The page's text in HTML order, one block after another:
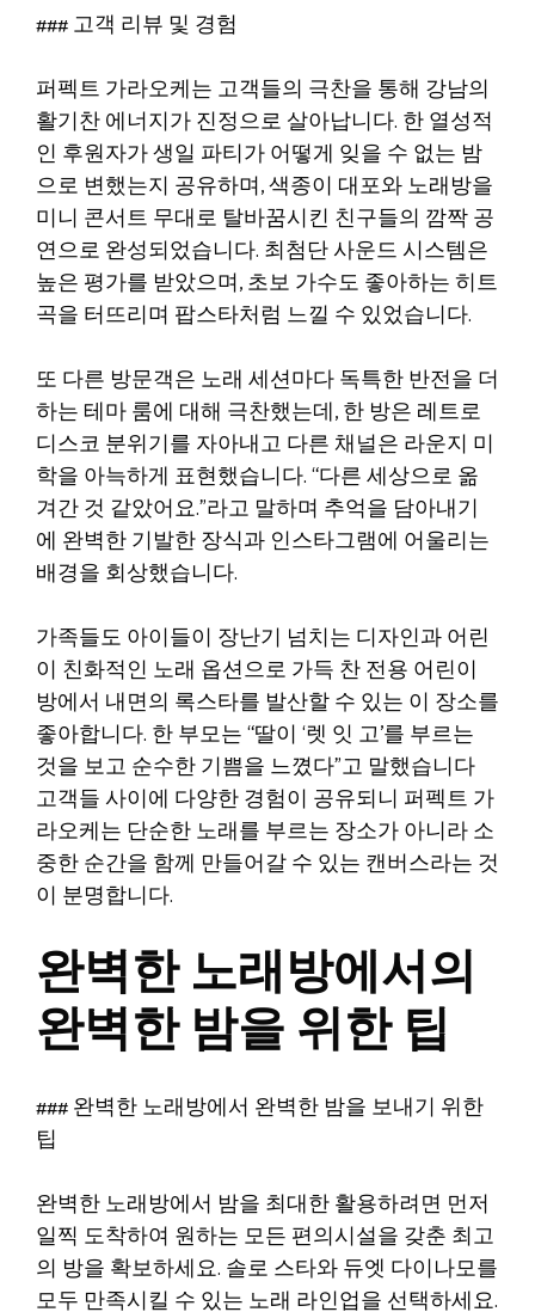
### 고객 리뷰 및 경험
퍼펙트 가라오케는 고객들의 극찬을 통해 강남의
활기찬 에너지가 진정으로 살아납니다. 한 열성적
인 후원자가 생일 파티가 어떻게 잊을 수 없는 밤
으로 변했는지 공유하며, 색종이 대포와 노래방을
미니 콘서트 무대로 탈바꿈시킨 친구들의 깜짝 공
연으로 완성되었습니다. 최첨단 사운드 시스템은
높은 평가를 받았으며, 초보 가수도 좋아하는 히트
곡을 터뜨리며 팝스타처럼 느낄 수 있었습니다.
또 다른 방문객은 노래 세션마다 독특한 반전을 더
하는 테마 룸에 대해 극찬했는데, 한 방은 레트로
디스코 분위기를 자아내고 다른 채널은 라운지 미
학을 아늑하게 표현했습니다. “다른 세상으로 옮
겨간 것 같았어요.”라고 말하며 추억을 담아내기
에 완벽한 기발한 장식과 인스타그램에 어울리는
배경을 회상했습니다.
가족들도 아이들이 장난기 넘치는 디자인과 어린
이 친화적인 노래 옵션으로 가득 찬 전용 어린이
방에서 내면의 록스타를 발산할 수 있는 이 장소를
좋아합니다. 한 부모는 “딸이 ‘렛 잇 고’를 부르는
것을 보고 순수한 기쁨을 느꼈다”고 말했습니다
고객들 사이에 다양한 경험이 공유되니 퍼펙트 가
라오케는 단순한 노래를 부르는 장소가 아니라 소
중한 순간을 함께 만들어갈 수 있는 캔버스라는 것
이 분명합니다.
완벽한 노래방에서의
완벽한 밤을 위한 팁
### 완벽한 노래방에서 완벽한 밤을 보내기 위한
팁
완벽한 노래방에서 밤을 최대한 활용하려면 먼저
일찍 도착하여 원하는 모든 편의시설을 갖춘 최고
의 방을 확보하세요. 솔로 스타와 듀엣 다이나모를
모두 만족시킬 수 있는 노래 라인업을 선택하세요.